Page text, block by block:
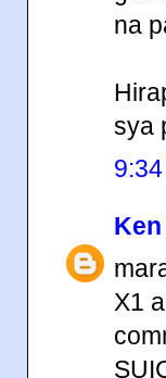
na
sya
Ken
X1